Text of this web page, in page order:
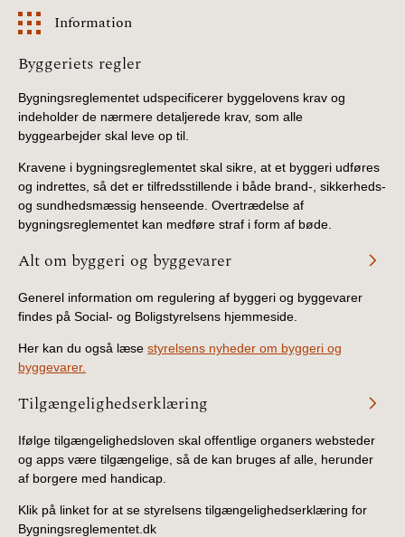
Information
Information
Byggeriets regler
Bygningsreglementet udspecificerer byggelovens krav og
indeholder de nærmere detaljerede krav, som alle
byggearbejder skal leve op til.
Kravene i bygningsreglementet skal sikre, at et byggeri udføres
og indrettes, så det er tilfredsstillende i både brand-, sikkerheds-
og sundhedsmæssig henseende. Overtrædelse af
bygningsreglementet kan medføre straf i form af bøde.
Alt om byggeri og byggevarer
Generel information om regulering af byggeri og byggevarer
findes på Social- og Boligstyrelsens hjemmeside.
Her kan du også læse styrelsens nyheder om byggeri og
byggevarer.
Tilgængelighedserklæring
Ifølge tilgængelighedsloven skal offentlige organers websteder
og apps være tilgængelige, så de kan bruges af alle, herunder
af borgere med handicap.
Klik på linket for at se styrelsens tilgængelighedserklæring for
Bygningsreglementet.dk